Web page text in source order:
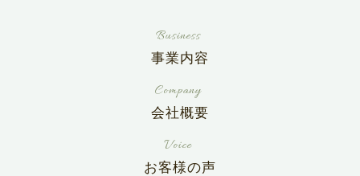
事業内容
会社概要
お客様の声